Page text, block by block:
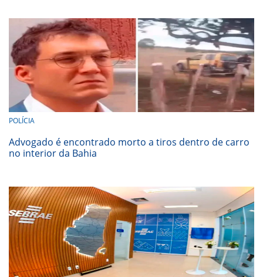
POLÍCIA
Advogado é encontrado morto a tiros dentro de carro
no interior da Bahia